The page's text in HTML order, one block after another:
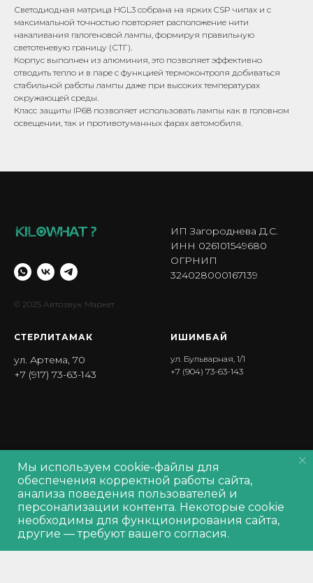
Out of stock
Светодиодная матрица HGL3 собрана на ярких CSP чипах и с
максимальной точностью повторяет расположение нити
накаливания галогеновой лампы, формируя правильную
светотеневую границу (СТГ).
Корпус выполнен из алюминия, это позволяет эффективно
отводить тепло и в паре с функцией термоконтроля добиваться
стабильной работы лампы даже при высоких температурах
окружающей среды.
Класс защиты IP68 позволяет использовать лампы как в головном
освещении, так и противотуманных фарах автомобиля.
© 2025 Автозвук Маркет
ИП Загороднева Д.С.
ИНН 026101549680
ОГРНИП
324028000167139
СТЕРЛИТАМАК
ул. Артема, 70
+7 (917) 73-63-143
ИШИМБА Й
ул. Бульварная, 1/1
+7 (904) 73-63-143
Политика обработки персональных данных
Политика обработкиcookie
Согласие на обработку персональных данных
Производитель оставляет за собой право изменять характеристики
товара, его внешний вид и комплектность без предварительного
уведомления продавца
Мы используем cookie-файлы для
обеспечения корректной работы сайта,
анализа поведения пользователей и
персонализации контента. Некоторые cookie
необходимы для функционирования сайта,
другие — требуют вашего согласия.